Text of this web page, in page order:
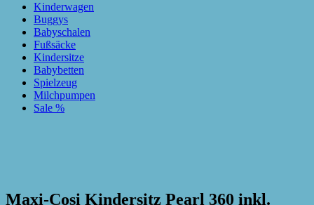
Kinderwagen
Buggys
Babyschalen
Fußsäcke
Kindersitze
Babybetten
Spielzeug
Milchpumpen
Sale %
Maxi-Cosi Kindersitz Pearl 360 inkl.